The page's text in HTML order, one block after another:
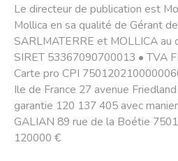
Le directeur de publication est
Mollica en sa qualité de Gérant
SARLMATERRE et MOLLICA au
SIRET 53367090700013 • TVA
Carte pro CPI
Ile de France 27 avenue
garantie 120 137 405 avec
GALIAN 89 rue de la Boétie
120000 €